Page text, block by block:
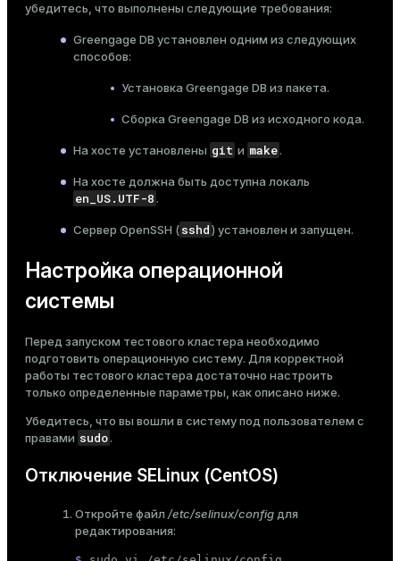
убедитесь, что выполнены следующие требования:
Greengage DB установлен одним из следующих
способов:
Установка Greengage DB из пакета.
Сборка Greengage DB из исходного кода.
На хосте установлены git и make.
На хосте должна быть доступна локаль
en_US.UTF-8 .
Сервер OpenSSH (sshd) установлен и запущен.
Настройка операционной
системы
Перед запуском тестового кластера необходимо
подготовить операционную систему. Для корректной
работы тестового кластера достаточно настроить
только определенные параметры, как описано ниже.
Убедитесь, что вы вошли в систему под пользователем с
правами sudo.
Отключение SELinux (CentOS)
Откройте файл /etc/selinux/configдля
редактирования: